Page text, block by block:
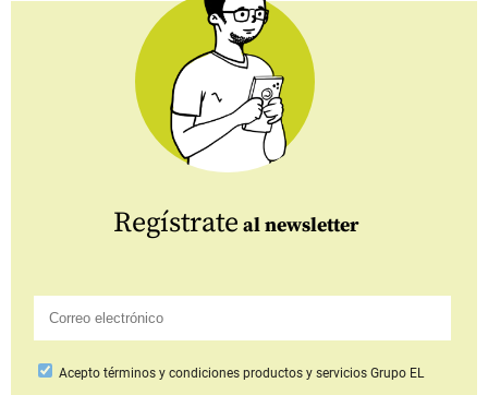
Regístrate al newsletter
Aceptotérminos y condiciones productos y serviciosGrupo EL